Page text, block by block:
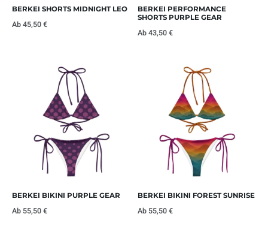
BERKEI SHORTS MIDNIGHT LEO
Ab45,50€
BERKEI PERFORMANCE
SHORTS PURPLE GEAR
Ab43,50€
BERKEI BIKINI PURPLE GEAR
Ab 55,50€
BERKEI BIKINI FOREST SUNRISE
Ab 55,50€